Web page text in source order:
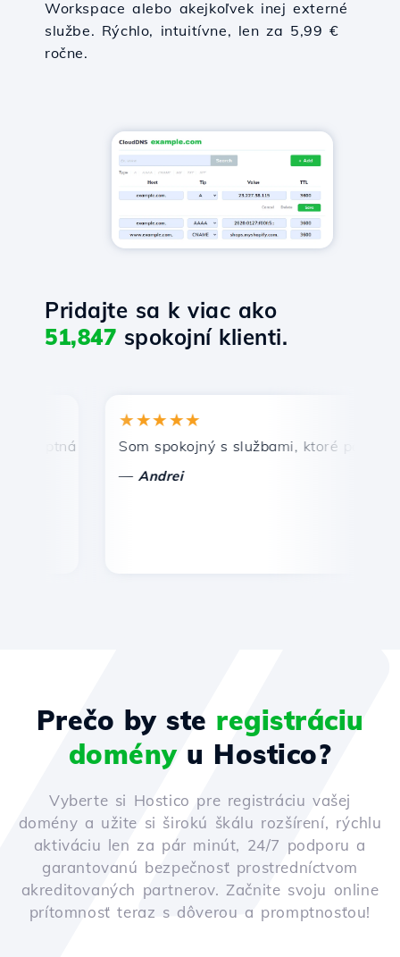
Workspace alebo akejkoľvek inej externé
službe. Rýchlo, intuitívne, len za 5,99 €
ročne.
Pridajte sa k viac ako
51,847 spokojní klienti.
a efektívna technická podpora.
★★★★★
Som spokojný s službami, ktoré ponúka
Andrei
Prečo by ste registráciu
doményu Hostico?
Vyberte si Hostico pre registráciu vašej
domény a užite si širokú škálu rozšírení, rýchlu
aktiváciu len za pár minút, 24/7 podporu a
garantovanú bezpečnosť prostredníctvom
akreditovaných partnerov. Začnite svoju online
prítomnosť teraz s dôverou a promptnosťou!